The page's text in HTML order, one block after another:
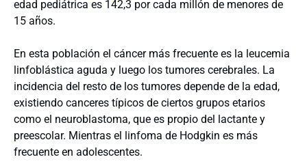
edad pediátrica es 142,3 por cada millón de menores de
15 años.
En esta población el cáncer más frecuente es la leucemia
linfoblástica aguda y luego los tumores cerebrales. La
incidencia del resto de los tumores depende de la edad,
existiendo canceres típicos de ciertos grupos etarios
como el neuroblastoma, que es propio del lactante y
preescolar. Mientras el linfoma de Hodgkin es más
frecuente en adolescentes.